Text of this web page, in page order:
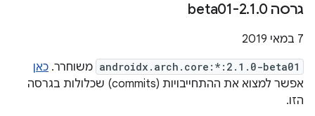
גרסה 2 .1.0-beta01
7 במאי 2019
androidx.arch.core:*:2.1.0-beta01 משוחרר. כאן
אפשר למצוא את ההתחייבויות (commits) שכלולות בגרסה
הזו.